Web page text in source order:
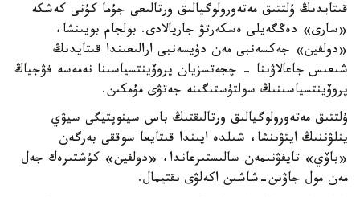
قىتايدىڭ ۇلتتىق مەتەورولوگيالىق ورتالىعى جۇما كۇنى كەشكە
«سارى» دەڭگەيلى ەسكەرتۋ جاريالادى. بولجام بويىنشا،
«دولفين» جەكسەنبى مەن دۇيسەنبى ارالىعىندا قىتايدىڭ
شىعىس جاعالاۋىنا - چجەتسزيان پروۆينتسياسىنا نەمەسە فۋجياڭ
پروۆينتسياسىنىڭ سولتۇستىگىنە جەتۋى مۇمكىن.
ۇلتتىق مەتەورولوگيالىق ورتالىقتىڭ باس سينوپتيگى سيۋي
ينلۋننىڭ ايتۋىنشا، شىلدە ايىندا قىتايعا سوققى بەرگەن
«باۆي» تايفۋنىمەن سالىستىرعاندا، «دولفين» كۇشتىرەك جەل
مەن مول جاۋىن-شاشىن اكەلۋى ىقتيمال.